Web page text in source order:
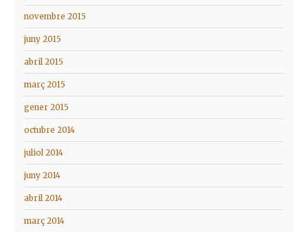
novembre 2015
juny 2015
abril 2015
març 2015
gener 2015
octubre 2014
juliol 2014
juny 2014
abril 2014
març 2014